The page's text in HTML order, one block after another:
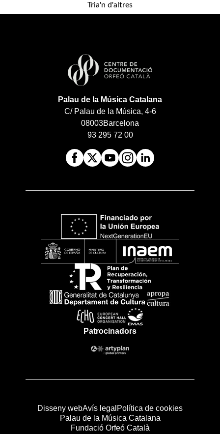
Tria'n d'altres
Palau de la Música Catalana
C/ Palau de la Música, 4-6
08003Barcelona
93 295 72 00
Patrocinadors
Disseny webAvís legal Política de cookies
Palau de la Música Catalana
Fundació Orfeó Català